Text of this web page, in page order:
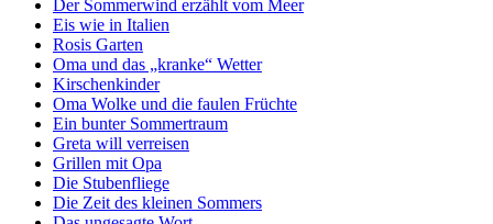
Der Sommerwind erzählt vom Meer
Eis wie in Italien
Rosis Garten
Oma und das „kranke“ Wetter
Kirschenkinder
Oma Wolke und die faulen Früchte
Ein bunter Sommertraum
Greta will verreisen
Grillen mit Opa
Die Stubenfliege
Die Zeit des kleinen Sommers